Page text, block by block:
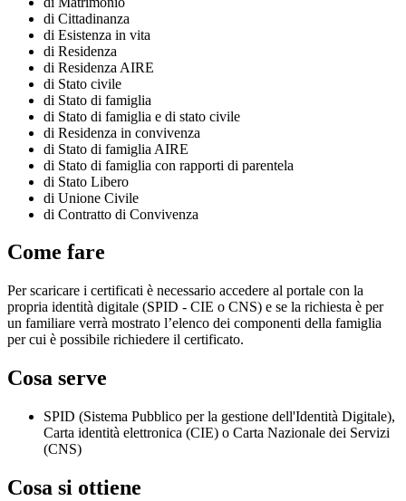
di Cittadinanza
di Esistenza in vita
di Residenza
di Residenza AIRE
di Stato civile
di Stato di famiglia
di Stato di famiglia e di stato civile
di Residenza in convivenza
di Stato di famiglia AIRE
di Stato di famiglia con rapporti di parentela
di Stato Libero
di Unione Civile
di Contratto di Convivenza
Come fare
Per scaricare i certificati è necessario accedere al portale con la
propria identità digitale (SPID - CIE o CNS) e se la richiesta è per
un familiare verrà mostrato l’elenco dei componenti della famiglia
per cui è possibile richiedere il certificato.
Cosa serve
SPID (Sistema Pubblico per la gestione dell'Identità Digitale),
Carta identità elettronica (CIE) o Carta Nazionale dei Servizi
(CNS)
Cosa si ottiene